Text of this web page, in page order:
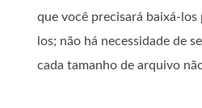
que você precisará baixá-los
los; não há necessidade de
cada tamanho de arquivo